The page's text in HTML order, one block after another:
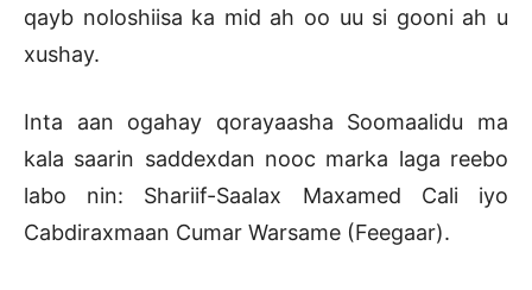
qayb noloshiisa ka mid ah oo uu si gooni ah u
xushay.
Inta aan ogahay qorayaasha Soomaalidu ma
kala saarin saddexdan nooc marka laga reebo
labo nin: Shariif-Saalax Maxamed Cali iyo
Cabdiraxmaan Cumar Warsame (Feegaar).